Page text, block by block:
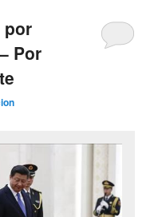
por
Por